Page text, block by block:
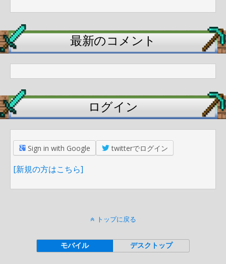
最新のコメント
ログイン
Sign in with Google twitterでログイン
[新規の方はこちら]
トップに戻る
モバイル デスクトップ